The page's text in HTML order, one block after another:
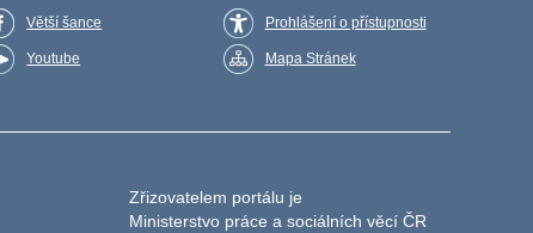
Větší šance
Youtube
Prohlášení o přístupnosti
Mapa Stránek
Zřizovatelem portálu je
Ministerstvo práce a sociálních věcí ČR